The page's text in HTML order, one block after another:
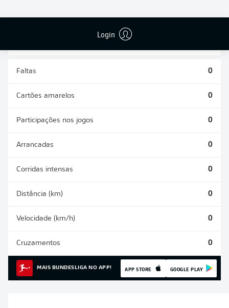
Login
ÁREAS
Faltas 0
Cartões amarelos 0
Participações nos jogos 0
Arrancadas 0
Corridas intensas 0
Distância (km) 0
Velocidade (km/h) 0
Cruzamentos 0
MAIS BUNDESLIGA NO APP! APP STORE GOOGLE PLAY